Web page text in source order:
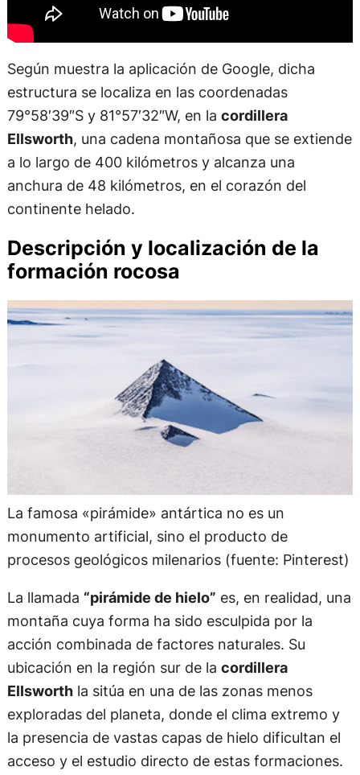
Según muestra la aplicación de Google, dicha
estructura se localiza en las coordenadas
79°58′39″S y 81°57′32″W, en la cordillera
Ellsworth, una cadena montañosa que se extiende
a lo largo de 400 kilómetros y alcanza una
anchura de 48 kilómetros, en el corazón del
continente helado.
Descripción y localización de la
formación rocosa
La famosa «pirámide» antártica no es un
monumento artificial, sino el producto de
procesos geológicos milenarios (fuente: Pinterest)
La llamada “pirámide de hielo” es, en realidad, una
montaña cuya forma ha sido esculpida por la
acción combinada de factores naturales. Su
ubicación en la región sur de la cordillera
Ellsworthla sitúa en una de las zonas menos
exploradas del planeta, donde el clima extremo y
la presencia de vastas capas de hielo dificultan el
acceso y el estudio directo de estas formaciones.